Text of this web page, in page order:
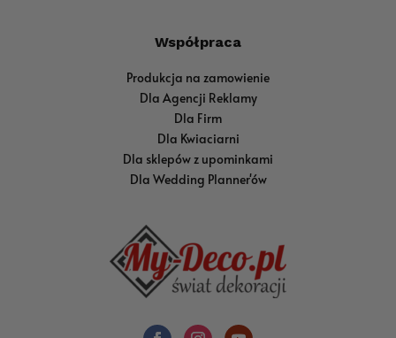
Współpraca
Produkcja na zamowienie
Dla Agencji Reklamy
Dla Firm
Dla Kwiaciarni
Dla sklepów z upominkami
Dla Wedding Planner'ów